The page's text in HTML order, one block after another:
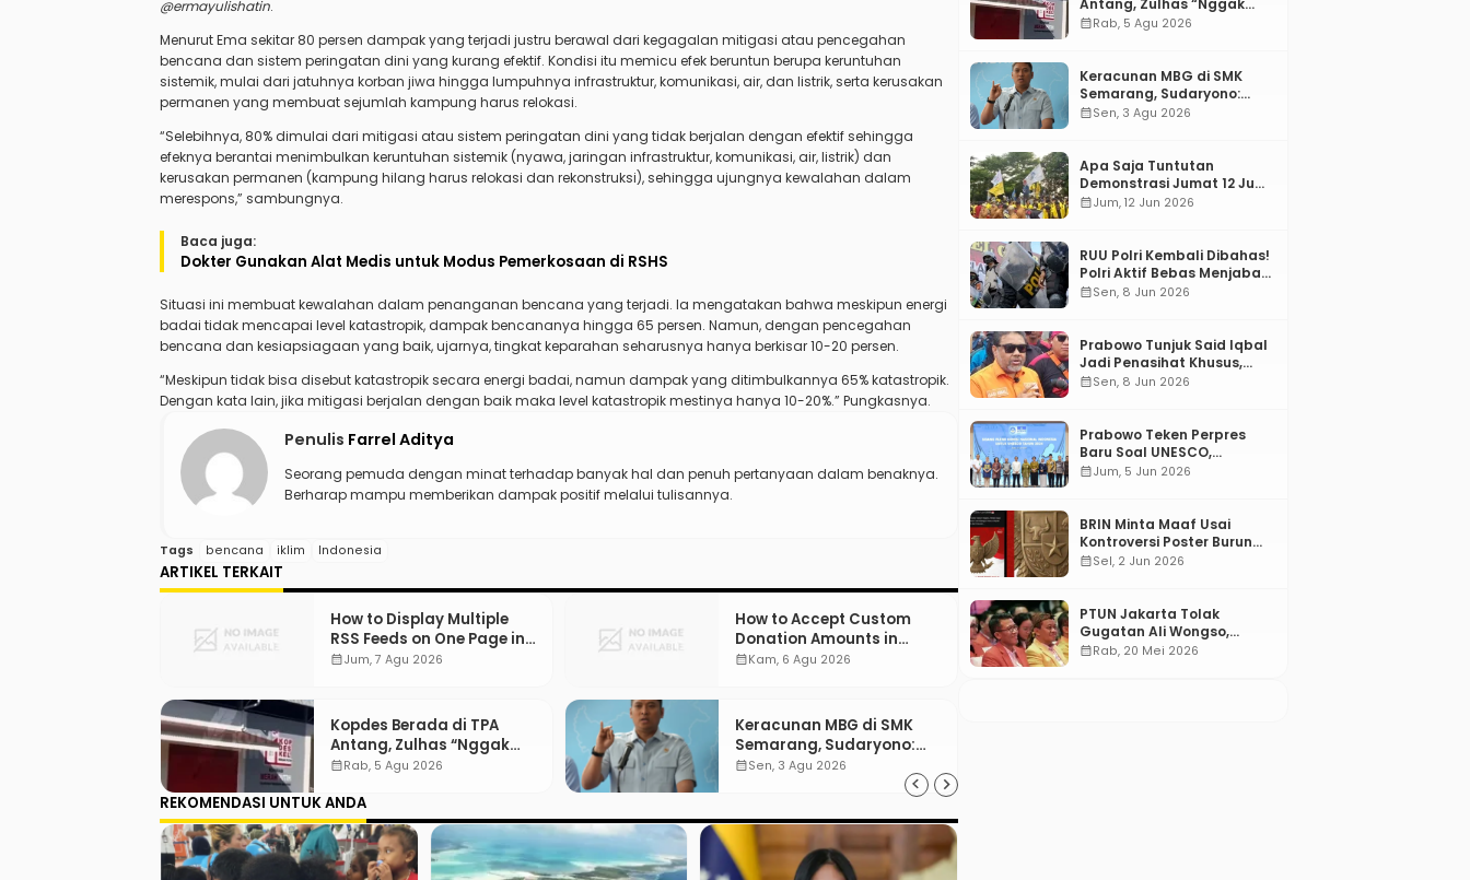
@ermayulishatin.
Menurut Ema sekitar 80 persen dampak yang terjadi justru berawal dari kegagalan mitigasi atau pencegahan
bencana dan sistem peringatan dini yang kurang efektif. Kondisi itu memicu efek beruntun berupa keruntuhan
sistemik, mulai dari jatuhnya korban jiwa hingga lumpuhnya infrastruktur, komunikasi, air, dan listrik, serta kerusakan
permanen yang membuat sejumlah kampung harus relokasi.
“Selebihnya, 80% dimulai dari mitigasi atau sistem peringatan dini yang tidak berjalan dengan efektif sehingga
efeknya berantai menimbulkan keruntuhan sistemik (nyawa, jaringan infrastruktur, komunikasi, air, listrik) dan
kerusakan permanen (kampung hilang harus relokasi dan rekonstruksi), sehingga ujungnya kewalahan dalam
merespons,” sambungnya.
Baca juga:
Dokter Gunakan Alat Medis untuk Modus Pemerkosaan di RSHS
Situasi ini membuat kewalahan dalam penanganan bencana yang terjadi. Ia mengatakan bahwa meskipun energi
badai tidak mencapai level katastropik, dampak bencananya hingga 65 persen. Namun, dengan pencegahan
bencana dan kesiapsiagaan yang baik, ujarnya, tingkat keparahan seharusnya hanya berkisar 10-20 persen.
“Meskipun tidak bisa disebut katastropik secara energi badai, namun dampak yang ditimbulkannya 65% katastropik.
Dengan kata lain, jika mitigasi berjalan dengan baik maka level katastropik mestinya hanya 10-20%.” Pungkasnya.
Penulis Farrel Aditya
Seorang pemuda dengan minat terhadap banyak hal dan penuh pertanyaan dalam benaknya.
Berharap mampu memberikan dampak positif melalui tulisannya.
Tags bencana iklim Indonesia
ARTIKEL TERKAIT
How to Display Multiple
RSS Feeds on One Page in
WordPress
calendar_monthJum, 7 Agu 2026
How to Accept Custom
Donation Amounts in
WordPress with Stripe
calendar_monthKam, 6 Agu 2026
Kopdes Berada di TPA
Antang, Zulhas “Nggak
ada Lahan!”
calendar_monthRab, 5 Agu 2026
Keracunan MBG di SMK
Semarang, Sudaryono:
“SPPG Harus Bertanggung
calendar_monthSen, 3 Agu 2026
REKOMENDASI UNTUK ANDA
Antang, Zulhas “Nggak
ada Lahan!”
calendar_monthRab, 5 Agu 2026
Keracunan MBG di SMK
Semarang, Sudaryono:
“SPPG Harus Bertanggung
calendar_monthSen, 3 Agu 2026
Apa Saja Tuntutan
Demonstrasi Jumat 12 Juni
2026?
calendar_monthJum, 12 Jun 2026
RUU Polri Kembali Dibahas!
Polri Aktif Bebas Menjabat
Di Manapun
calendar_monthSen, 8 Jun 2026
Prabowo Tunjuk Said Iqbal
Jadi Penasihat Khusus,
Mengapa?
calendar_monthSen, 8 Jun 2026
Prabowo Teken Perpres
Baru Soal UNESCO,
Tentang Apa?
calendar_monthJum, 5 Jun 2026
BRIN Minta Maaf Usai
Kontroversi Poster Burung
Garuda
calendar_monthSel, 2 Jun 2026
PTUN Jakarta Tolak
Gugatan Ali Wongso,
Misbakhun: Ini hadiah
calendar_monthRab, 20 Mei 2026